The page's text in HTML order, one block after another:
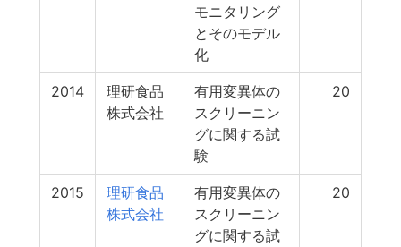
モニタリング
とそのモデル
化
2014
理研食品
株式会社
有用変異体の
スクリーニン
グに関する試
験
20
2015
理研食品
株式会社
有用変異体の
スクリーニン
グに関する試
20